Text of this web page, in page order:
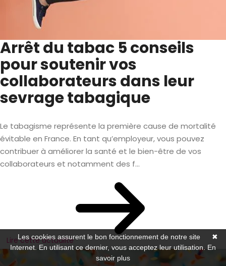
Arrêt du tabac 5 conseils
pour soutenir vos
collaborateurs dans leur
sevrage tabagique
Le tabagisme représente la première cause de mortalité
évitable en France. En tant qu’employeur, vous pouvez
contribuer à améliorer la santé et le bien-être de vos
collaborateurs et notamment des f...
Lire cette actualité ✖
Les cookies assurent le bon fonctionnement de notre site
Internet. En utilisant ce dernier, vous acceptez leur utilisation. En
savoir plus